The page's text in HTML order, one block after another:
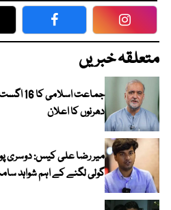
Facebook
متعلقہ خبریں
جماعت
دھرنوں کا اعلان
میر رضا علی کیس: دوسری
گولی لگنے کے اہم شواہد